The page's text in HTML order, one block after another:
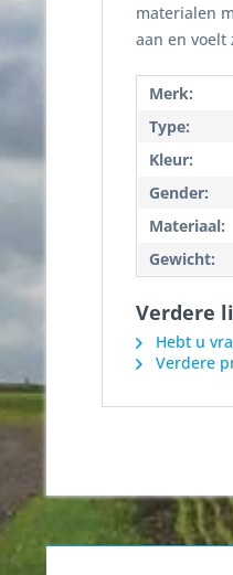
materialen
aan en voelt
Merk:
Type:
Kleur:
Gender:
Materiaal:
Gewicht:
Verdere
Hebt u
Verdere